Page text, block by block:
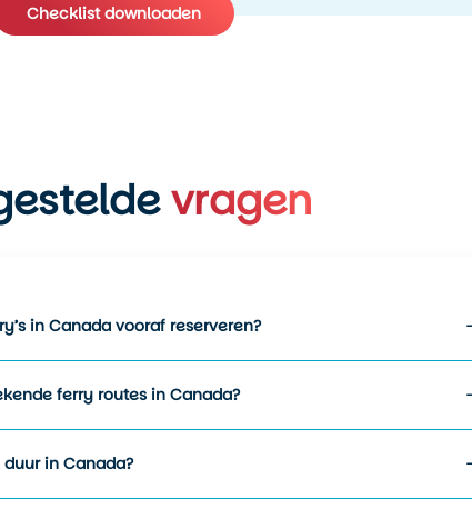
Checklist downloaden
vragen
in Canada vooraf reserveren?
ferry routes in Canada?
duur in Canada?